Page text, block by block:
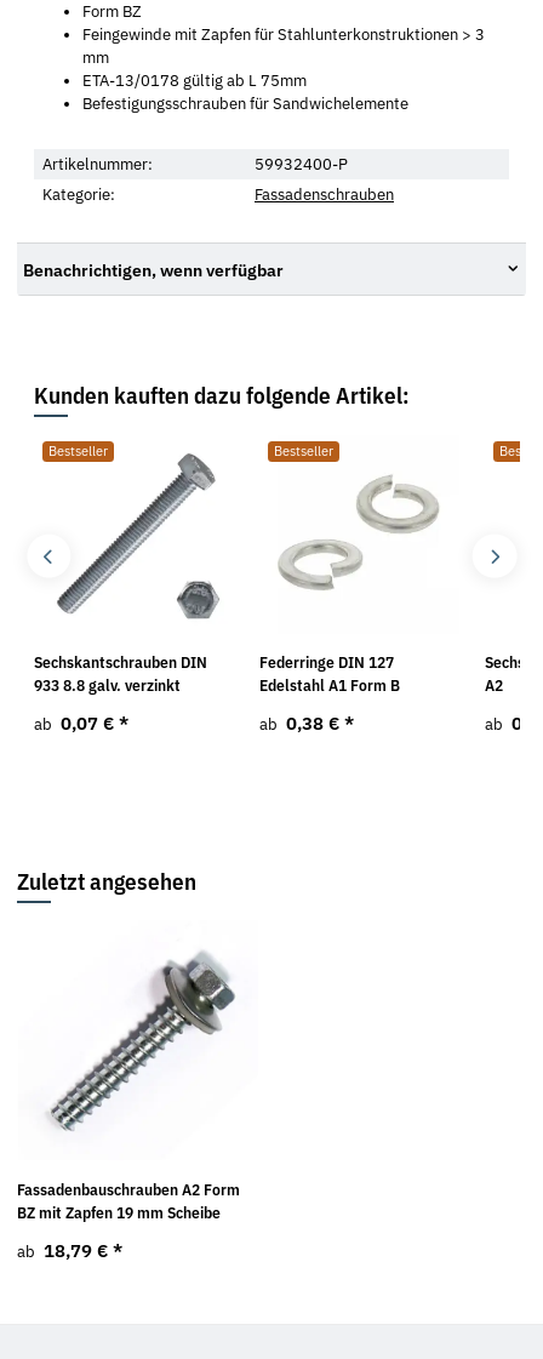
Form BZ
Feingewinde mit Zapfen für Stahlunterkonstruktionen > 3
mm
ETA-13/0178 gültig ab L 75mm
Befestigungsschrauben für Sandwichelemente
Artikelnummer:
59932400-P
Kategorie:
Fassadenschrauben
Benachrichtigen, wenn verfügbar
Kunden kauften dazu folgende Artikel:
Bestseller
Sechskantschrauben DIN
933 8.8 galv. verzinkt
ab 0,07 € *
Bestseller
Federringe DIN 127
Edelstahl A1 Form B
ab 0,38 € *
A2
ab
Zuletzt angesehen
Fassadenbauschrauben A2 Form
BZ mit Zapfen 19 mm Scheibe
ab 18,79 € *